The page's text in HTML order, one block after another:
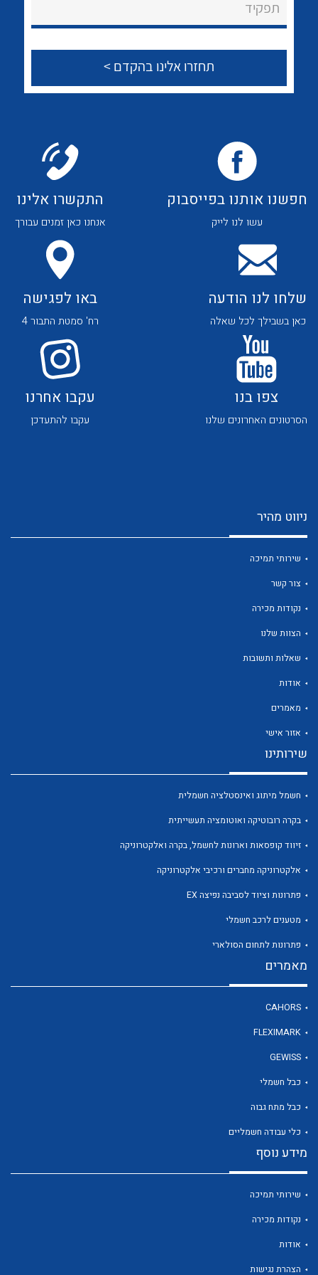
צור קשר
לכל מוצרי היצרן
לכל מוצרי היצרן לכל מוצרי היצרן
לכל מוצרי היצרן
תפקיד
חפשנו אותנו בפייסבוק
עשו לנו לייק
התקשרו אלינו
אנחנו כאן זמנים עבורך
שלחו לנו הודעה
כאן בשבילך לכל שאלה
באו לפגישה
רח' סמטת התבור 4
צפו בנו
הסרטונים האחרונים שלנו
עקבו אחרנו
עקבו להתעדכן
ניווט מהיר
שירותי תמיכה
צור קשר
נקודות מכירה
הצוות שלנו
שאלות ותשובות
אודות
מאמרים
אזור אישי
שירותינו
חשמל מיתוג ואינסטלציה חשמלית
בקרה רובוטיקה ואוטומציה תעשייתית
זיווד קופסאות וארונות לחשמל, בקרה ואלקטרוניקה
אלקטרוניקה מחברים ורכיבי אלקטרוניקה
פתרונות וציוד לסביבה נפיצה EX
מטענים לרכב חשמלי
פתרונות לתחום הסולארי
מאמרים
CAHORS
FLEXIMARK
GEWISS
כבל חשמלי
כבל מתח גבוה
כלי עבודה חשמליים
מידע נוסף
שירותי תמיכה
נקודות מכירה
אודות
הצהרת נגישות